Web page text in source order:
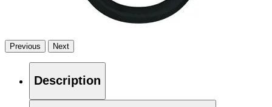
Previous Next
Description